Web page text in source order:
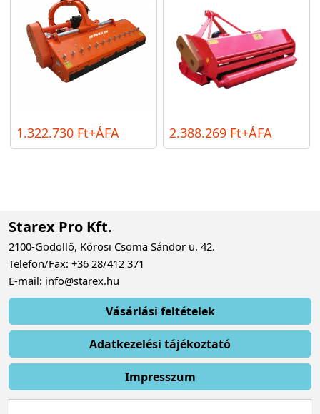
1.322.730 Ft+ÁFA 2.388.269 Ft+ÁFA
Starex Pro Kft.
2100-Gödöllő, Kőrösi Csoma Sándor u. 42.
Telefon/Fax: +36 28/412 371
E-mail: info@starex.hu
Vásárlási feltételek
Adatkezelési tájékoztató
Impresszum